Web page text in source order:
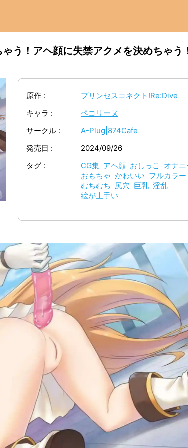
う！アヘ顔に失禁アクメを決めちゃう
原作
プリンセスコネクト!Re:Dive
キャラ
ペコリーヌ
サークル
A-Plug|874Cafe
発売日
2024/09/26
タグ
CG集 アヘ顔 おしっこ
オナニ
おもちゃ かわいい フルカラー
むちむち 尻穴 巨乳 淫乱
絵が上手い